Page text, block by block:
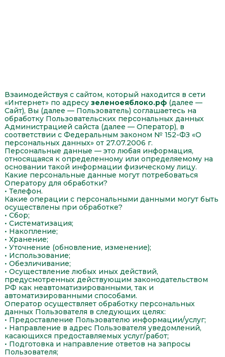
Взаимодействуя с сайтом, который находится в сети
«Интернет» по адресу зеленоеяблоко.рф(далее —
Сайт), Вы (далее — Пользователь) соглашаетесь на
обработку Пользовательских персональных данных
Администрацией сайста (далее — Оператор), в
соответствии с Федеральным законом № 152-ФЗ «О
персональных данных» от 27.07.2006 г.
Персональные данные — это любая информация,
относящаяся к определенному или определяемому на
основании такой информации физическому лицу.
Какие персональные данные могут потребоваться
Оператору для обработки?
• Телефон.
Какие операции с персональными данными могут быть
осуществлены при обработке?
• Сбор;
• Систематизация;
• Накопление;
• Хранение;
• Уточнение (обновление, изменение);
• Использование;
• Обезличивание;
• Осуществление любых иных действий,
предусмотренных действующим законодательством
РФ как неавтоматизированными, так и
автоматизированными способами.
Оператор осуществляет обработку персональных
данных Пользователя в следующих целях:
• Предоставление Пользователю информации/услуг;
• Направление в адрес Пользователя уведомлений,
касающихся предоставляемых услуг/работ;
• Подготовка и направление ответов на запросы
Пользователя;